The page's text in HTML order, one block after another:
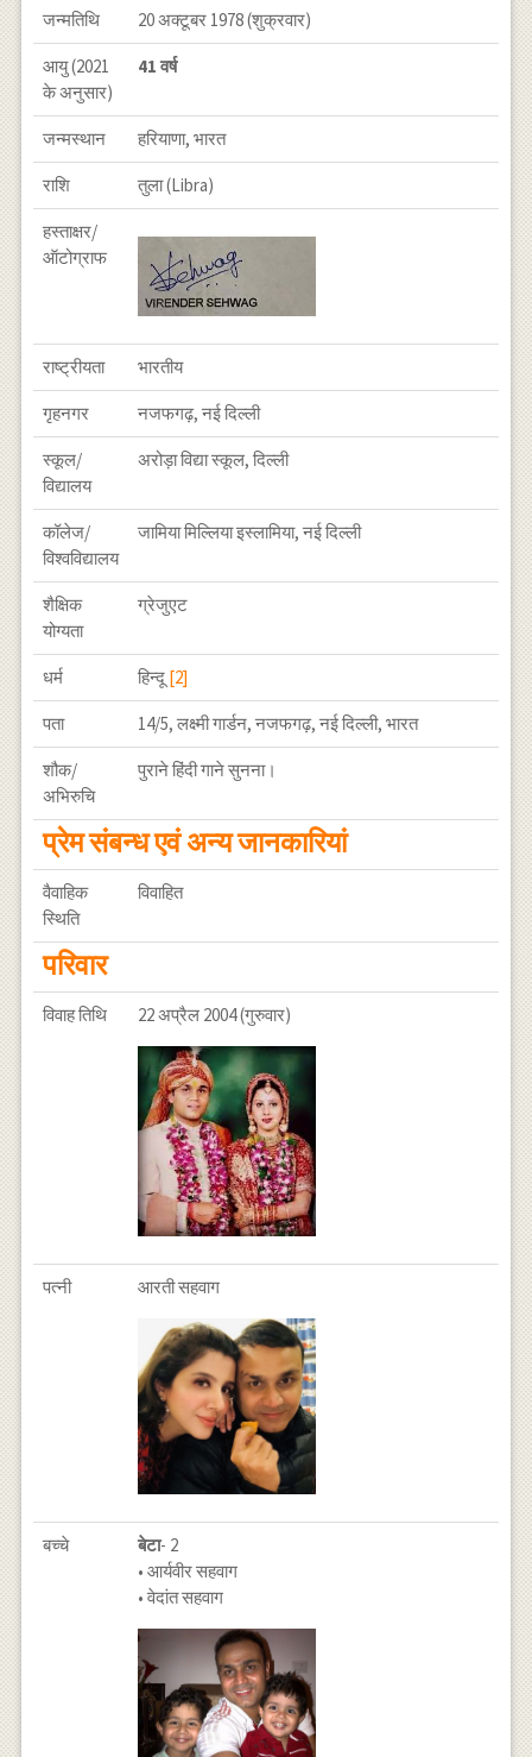
जन्मतिथि 20 अक्टूबर 1978 (शुक्रवार)
आयु (2021
के अनुसार)
41 वर्ष
जन्मस्थान हरियाणा, भारत
राशि तुला (Libra)
हस्ताक्षर/
ऑटोग्राफ
राष्ट्रीयता भारतीय
गृहनगर नजफगढ़, नई दिल्ली
स्कूल/
विद्यालय
अरोड़ा विद्या स्कूल, दिल्ली
कॉलेज/
विश्वविद्यालय
जामिया मिल्लिया इस्लामिया, नई दिल्ली
शैक्षिक
योग्यता
ग्रेजुएट
धर्म हिन्दू [2]
पता 14/5, लक्ष्मी गार्डन, नजफगढ़, नई दिल्ली, भारत
शौक/
अभिरुचि
पुराने हिंदी गाने सुनना।
प्रेम संबन्ध एवं अन्य जानकारियां
वैवाहिक
स्थिति
विवाहित
परिवार
विवाह तिथि 22 अप्रैल 2004 (गुरुवार)
पत्नी आरती सहवाग
बच्चे बेटा- 2
• आर्यवीर सहवाग
• वेदांत सहवाग